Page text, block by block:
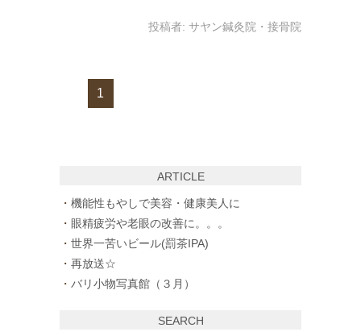
投稿者: サヤン鍼灸院・接骨院
1
ARTICLE
機能性もやしで美容・健康美人に
眼精疲労や老眼の改善に。。。
世界一苦いビール(罰茶IPA)
再放送☆
バリ小物写真館（３月）
SEARCH